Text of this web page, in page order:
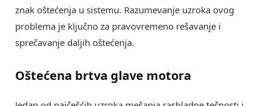
znak oštećenja u sistemu. Razumevanje uzroka ovog
problema je ključno za pravovremeno rešavanje i
sprečavanje daljih oštećenja.
Oštećena brtva glave motora